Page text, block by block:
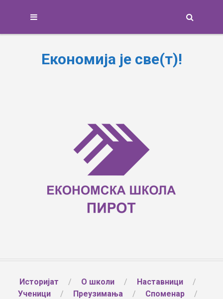
Економија је све(т)!
Историјат О школи
Наставници
Ученици
Преузимања
Споменар